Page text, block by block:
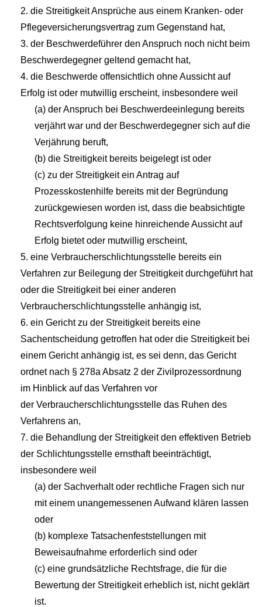
2. die Streitigkeit Ansprüche aus einem Kranken- oder
Pflegeversicherungsvertrag zum Gegenstand hat,
3. der Beschwerdeführer den Anspruch noch nicht beim
Beschwerdegegner geltend gemacht hat,
4. die Beschwerde offensichtlich ohne Aussicht auf
Erfolg ist oder mutwillig erscheint, insbesondere weil
(a) der Anspruch bei Beschwerdeeinlegung bereits
verjährt war und der Beschwerdegegner sich auf die
Verjährung beruft,
(b) die Streitigkeit bereits beigelegt ist oder
(c) zu der Streitigkeit ein Antrag auf
Prozesskostenhilfe bereits mit der Begründung
zurückgewiesen worden ist, dass die beabsichtigte
Rechtsverfolgung keine hinreichende Aussicht auf
Erfolg bietet oder mutwillig erscheint,
5. eine Verbraucherschlichtungsstelle bereits ein
Verfahren zur Beilegung der Streitigkeit durchgeführt hat
oder die Streitigkeit bei einer anderen
Verbraucherschlichtungsstelle anhängig ist,
6. ein Gericht zu der Streitigkeit bereits eine
Sachentscheidung getroffen hat oder die Streitigkeit bei
einem Gericht anhängig ist, es sei denn, das Gericht
ordnet nach § 278a Absatz 2 der Zivilprozessordnung
im Hinblick auf das Verfahren vor
der Verbraucherschlichtungsstelle das Ruhen des
Verfahrens an,
7. die Behandlung der Streitigkeit den effektiven Betrieb
der Schlichtungsstelle ernsthaft beeinträchtigt,
insbesondere weil
(a) der Sachverhalt oder rechtliche Fragen sich nur
mit einem unangemessenen Aufwand klären lassen
oder
(b) komplexe Tatsachenfeststellungen mit
Beweisaufnahme erforderlich sind oder
(c) eine grundsätzliche Rechtsfrage, die für die
Bewertung der Streitigkeit erheblich ist, nicht geklärt
ist.